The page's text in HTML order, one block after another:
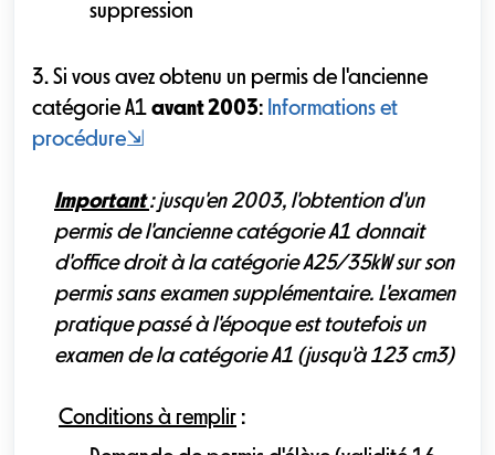
suppression
3. Si vous avez obtenu un permis de l'ancienne
catégorie A1 avant 2003: Informations et
procédure⇲
Important: jusqu'en 2003, l'obtention d'un
permis de l'ancienne catégorie A1 donnait
d'office droit à la catégorie A25/35kW sur son
permis sans examen supplémentaire. L'examen
pratique passé à l'époque est toutefois un
examen de la catégorie A1 (jusqu'à 123 cm3)
Conditions à remplir :